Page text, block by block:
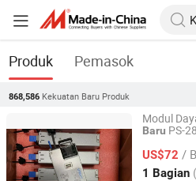
Produk Pemasok
868,586 Kekuatan Baru Produk
Modul
Baru PS-
US$72 /
1 Bagian
Daqing Joyful International
Heilongjiang, China